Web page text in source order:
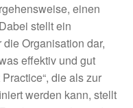
einen
stellt ein
Organisation dar,
effektiv und gut
die als zur
werden kann, stellt